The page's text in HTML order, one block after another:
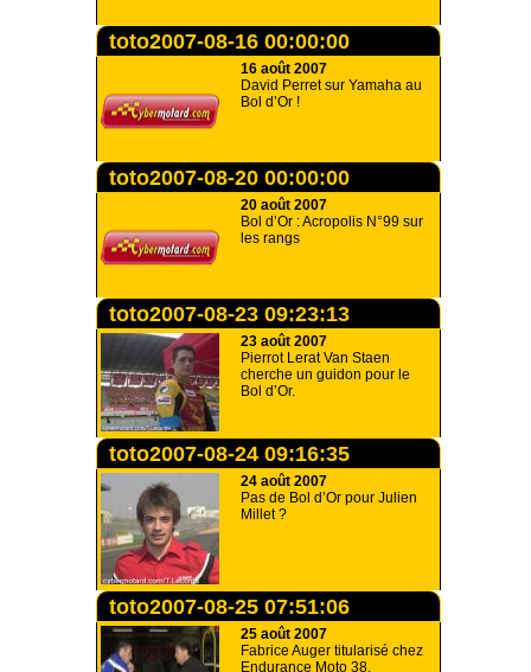
toto2007-08-16 00:00:00
16 août 2007
David Perret sur Yamaha au
Bol d’Or !
toto2007-08-20 00:00:00
20 août 2007
Bol d’Or : Acropolis N°99 sur
les rangs
toto2007-08-23 09:23:13
23 août 2007
Pierrot Lerat Van Staen
cherche un guidon pour le
Bol d’Or.
toto2007-08-24 09:16:35
24 août 2007
Pas de Bol d’Or pour Julien
Millet ?
toto2007-08-25 07:51:06
25 août 2007
Fabrice Auger titularisé chez
Endurance Moto 38.